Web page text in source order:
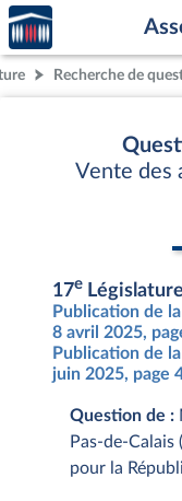
Aller au contenu
Aller en bas de la
Accèder
à la
page
d'accueilRecherche de
Vente des
17e Législature
Publication de
8 avril 2025,
Publication de
juin 2025, page
Question de :
Pas-de-Calais
pour la